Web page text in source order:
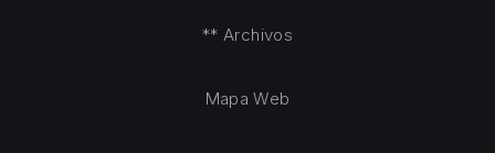
** Archivos
Mapa Web